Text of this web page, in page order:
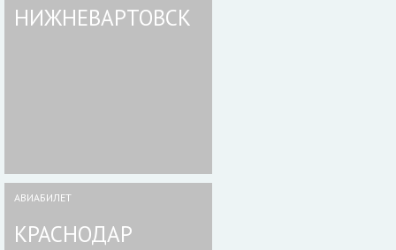
НИЖНЕВАРТОВСК
АВИАБИЛЕТ
КРАСНОДАР